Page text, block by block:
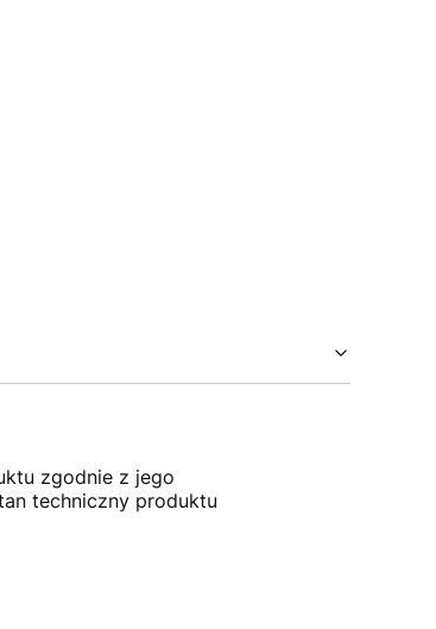
zgodnie z jego
techniczny produktu